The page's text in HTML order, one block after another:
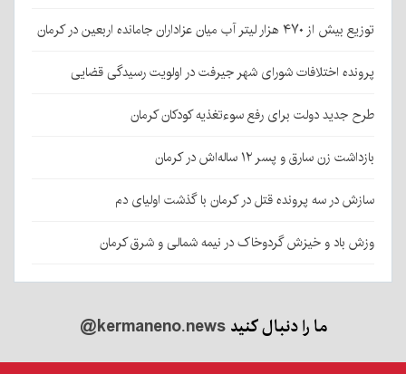
توزیع بیش از ۴۷۰ هزار لیتر آب میان عزاداران جامانده اربعین در کرمان
پرونده اختلافات شورای شهر جیرفت در اولویت رسیدگی قضایی
طرح جدید دولت برای رفع سوءتغذیه کودکان کرمان
بازداشت زن سارق و پسر ۱۲ ساله‌اش در کرمان
سازش در سه پرونده قتل در کرمان با گذشت اولیای دم
وزش باد و خیزش گردوخاک در نیمه شمالی و شرق کرمان
ما را دنبال کنید@kermaneno.news